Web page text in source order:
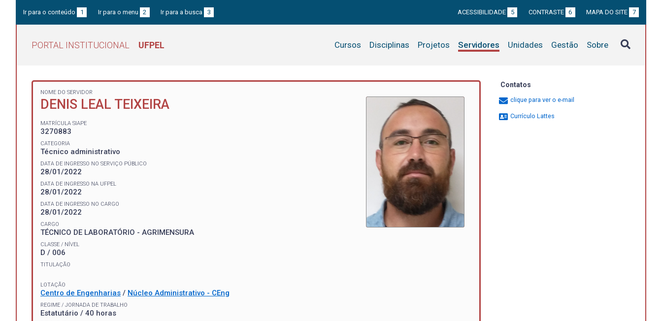
Ir para o conteúdo 1 Ir para o menu 2 Ir para a busca 3 ACESSIBILIDADE 5 CONTRASTE 6 MAPA DO SITE 7
PORTAL INSTITUCIONAL UFPEL Cursos Disciplinas Projetos Servidores Unidades Gestão Sobre
NOME DO SERVIDOR
DENIS LEAL TEIXEIRA
MATRÍCULA SIAPE
3270883
CATEGORIA
Técnico administrativo
DATA DE INGRESSO NO SERVIÇO PÚBLICO
28/01/2022
DATA DE INGRESSO NA UFPEL
28/01/2022
DATA DE INGRESSO NO CARGO
28/01/2022
CARGO
TÉCNICO DE LABORATÓRIO - AGRIMENSURA
CLASSE / NÍVEL
D / 006
TITULAÇÃO
LOTAÇÃO
Centro de Engenharias / Núcleo Administrativo - CEng
REGIME / JORNADA DE TRABALHO
Estatutário / 40 horas
Contatos
clique para ver o e-mail
Currículo Lattes